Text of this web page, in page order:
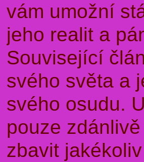
vám umožní
jeho realit a
Související
svého světa a
svého osudu.
pouze
zbavit